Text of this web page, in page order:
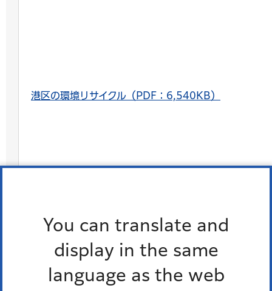
You can translate and
display in the same
language as the web
港区の環境リサイクル（PDF：6,540KB）